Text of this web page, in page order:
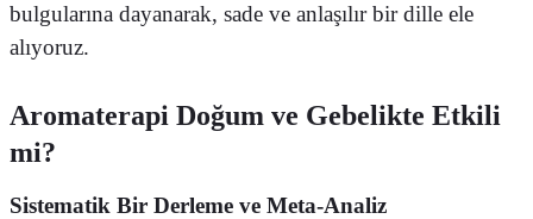
bulgularına dayanarak, sade ve anlaşılır bir dille ele
alıyoruz.
Aromaterapi Doğum ve Gebelikte Etkili
mi?
Sistematik Bir Derleme ve Meta-Analiz